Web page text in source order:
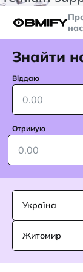
нас
Знайти
Віддаю
Отримую
Україна
Житомир